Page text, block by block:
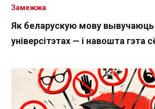
Як беларускую мову вывучаюць
універсітэтах — і навошта гэта
Замежжа